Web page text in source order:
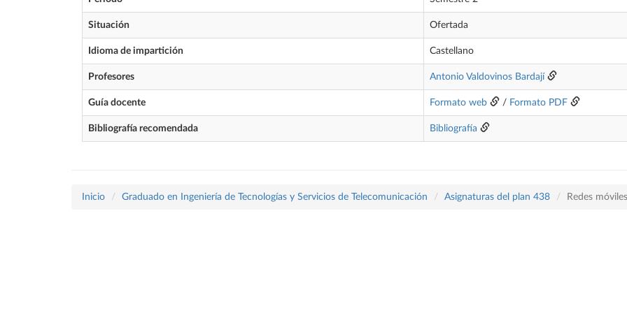
Situación Ofertada
Idioma de impartición Castellano
Profesores Antonio Valdovinos Bardají
Guía docente Formato web / Formato PDF
Bibliografía recomendada Bibliografía
Inicio Graduado en Ingeniería de Tecnologías y Servicios de Telecomunicación Asignaturas del plan 438 Redes móviles